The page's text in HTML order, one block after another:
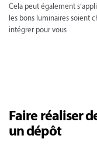
Cela peut également
les bons luminaires soient
intégrer pour vous
Faire réaliser
un dépôt